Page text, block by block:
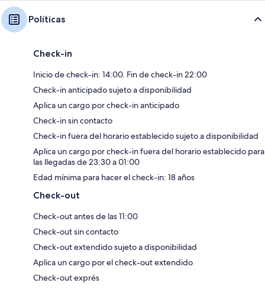
Políticas
Check-in
Inicio de check-in: 14:00. Fin de check-in 22:00
Check-in anticipado sujeto a disponibilidad
Aplica un cargo por check-in anticipado
Check-in sin contacto
Check-in fuera del horario establecido sujeto a disponibilidad
Aplica un cargo por check-in fuera del horario establecido para
las llegadas de 23:30 a 01:00
Edad mínima para hacer el check-in: 18 años
Check-out
Check-out antes de las 11:00
Check-out sin contacto
Check-out extendido sujeto a disponibilidad
Aplica un cargo por el check-out extendido
Check-out exprés